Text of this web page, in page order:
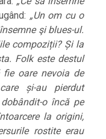
„Un om cu o
şi blues-ul.
compoziții? Și la
Folk este destul
oare nevoia de
și-au pierdut
o încă pe
la origini,
rostite erau